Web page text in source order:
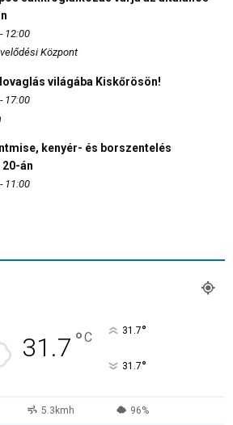
12:00
Központ
világába Kiskőrösön!
17:00
kenyér- és borszentelés
án
11:00
31.7 °C 31.7°
31.7°
5.3kmh 96%